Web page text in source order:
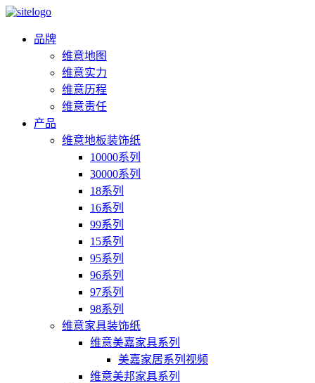
品牌
维意地图
维意实力
维意历程
维意责任
产品
维意地板装饰纸
10000系列
30000系列
18系列
16系列
99系列
15系列
95系列
96系列
97系列
98系列
维意家具装饰纸
维意美嘉家具系列
美嘉家居系列视频
维意美邦家具系列